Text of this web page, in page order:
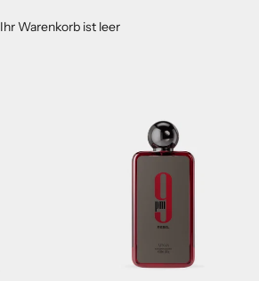
Ihr Warenkorb ist leer